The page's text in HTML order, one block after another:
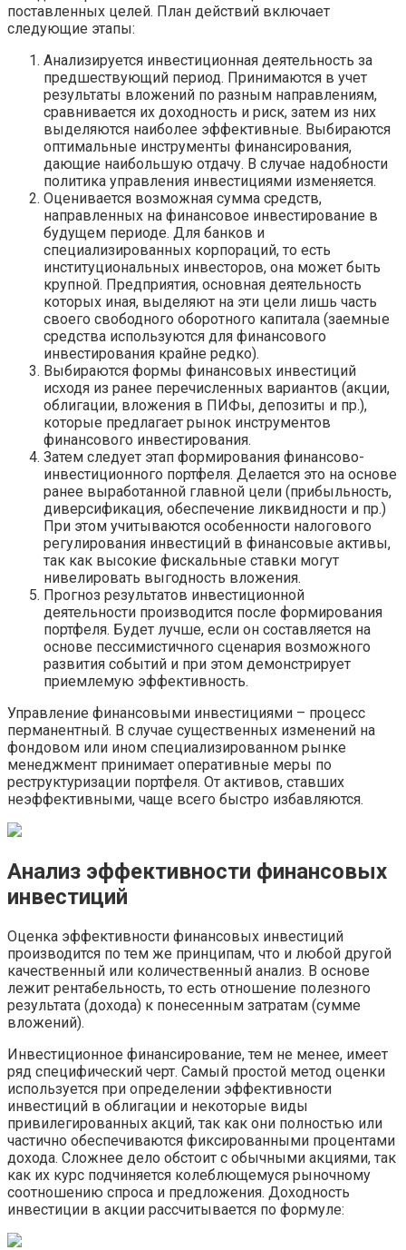
поставленных целей. План действий включает
следующие этапы:
Анализируется инвестиционная деятельность за
предшествующий период. Принимаются в учет
результаты вложений по разным направлениям,
сравнивается их доходность и риск, затем из них
выделяются наиболее эффективные. Выбираются
оптимальные инструменты финансирования,
дающие наибольшую отдачу. В случае надобности
политика управления инвестициями изменяется.
Оценивается возможная сумма средств,
направленных на финансовое инвестирование в
будущем периоде. Для банков и
специализированных корпораций, то есть
институциональных инвесторов, она может быть
крупной. Предприятия, основная деятельность
которых иная, выделяют на эти цели лишь часть
своего свободного оборотного капитала (заемные
средства используются для финансового
инвестирования крайне редко).
Выбираются формы финансовых инвестиций
исходя из ранее перечисленных вариантов (акции,
облигации, вложения в ПИФы, депозиты и пр.),
которые предлагает рынок инструментов
финансового инвестирования.
Затем следует этап формирования финансово-
инвестиционного портфеля. Делается это на основе
ранее выработанной главной цели (прибыльность,
диверсификация, обеспечение ликвидности и пр.)
При этом учитываются особенности налогового
регулирования инвестиций в финансовые активы,
так как высокие фискальные ставки могут
нивелировать выгодность вложения.
Прогноз результатов инвестиционной
деятельности производится после формирования
портфеля. Будет лучше, если он составляется на
основе пессимистичного сценария возможного
развития событий и при этом демонстрирует
приемлемую эффективность.
Управление финансовыми инвестициями – процесс
перманентный. В случае существенных изменений на
фондовом или ином специализированном рынке
менеджмент принимает оперативные меры по
реструктуризации портфеля. От активов, ставших
неэффективными, чаще всего быстро избавляются.
Анализ эффективности финансовых
инвестиций
Оценка эффективности финансовых инвестиций
производится по тем же принципам, что и любой другой
качественный или количественный анализ. В основе
лежит рентабельность, то есть отношение полезного
результата (дохода) к понесенным затратам (сумме
вложений).
Инвестиционное финансирование, тем не менее, имеет
ряд специфический черт. Самый простой метод оценки
используется при определении эффективности
инвестиций в облигации и некоторые виды
привилегированных акций, так как они полностью или
частично обеспечиваются фиксированными процентами
дохода. Сложнее дело обстоит с обычными акциями, так
как их курс подчиняется колеблющемуся рыночному
соотношению спроса и предложения. Доходность
инвестиции в акции рассчитывается по формуле: